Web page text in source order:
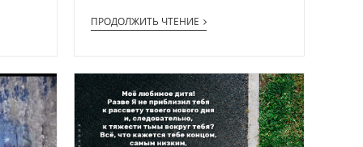
ПРОДОЛЖИТЬ ЧТЕНИЕ